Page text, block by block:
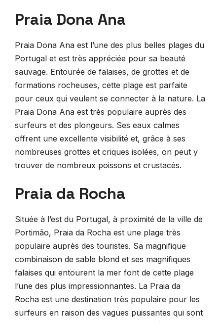
Praia Dona Ana
Praia Dona Ana est l’une des plus belles plages du
Portugal et est très appréciée pour sa beauté
sauvage. Entourée de falaises, de grottes et de
formations rocheuses, cette plage est parfaite
pour ceux qui veulent se connecter à la nature. La
Praia Dona Ana est très populaire auprès des
surfeurs et des plongeurs. Ses eaux calmes
offrent une excellente visibilité et, grâce à ses
nombreuses grottes et criques isolées, on peut y
trouver de nombreux poissons et crustacés.
Praia da Rocha
Située à l’est du Portugal, à proximité de la ville de
Portimão, Praia da Rocha est une plage très
populaire auprès des touristes. Sa magnifique
combinaison de sable blond et ses magnifiques
falaises qui entourent la mer font de cette plage
l’une des plus impressionnantes. La Praia da
Rocha est une destination très populaire pour les
surfeurs en raison des vagues puissantes qui sont